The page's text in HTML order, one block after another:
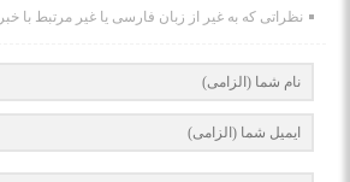
نظراتی که به غیر از زبان فارسی یا غیر مرتبط با